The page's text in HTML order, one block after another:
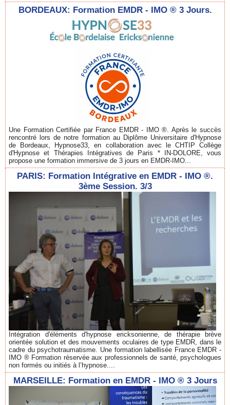
BORDEAUX: Formation EMDR - IMO ® 3 Jours.
Une Formation Certifiée par France EMDR - IMO ®. Après le succès
rencontré lors de notre formation au Diplôme Universitaire d'Hypnose
de Bordeaux, Hypnose33, en collaboration avec le CHTIP Collège
d'Hypnose et Thérapies Intégratives de Paris * IN-DOLORE, vous
propose une formation immersive de 3 jours en EMDR-IMO...
PARIS: Formation Intégrative en EMDR - IMO ®.
3ème Session. 3/3
Intégration d'éléments d'hypnose ericksonienne, de thérapie brève
orientée solution et des mouvements oculaires de type EMDR, dans le
cadre du psychotraumatisme. Une formation labellisée France EMDR -
IMO ® Formation réservée aux professionnels de santé, psychologues
non formés ou initiés à l’hypnose....
MARSEILLE: Formation en EMDR - IMO ® 3 Jours